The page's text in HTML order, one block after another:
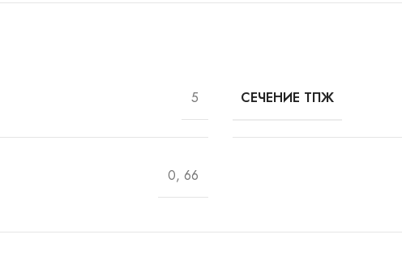
5 СЕЧЕНИЕ ТПЖ
0, 66